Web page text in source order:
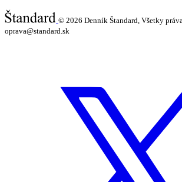
© 2026 Denník Štandard, Všetky
oprava@standard.sk